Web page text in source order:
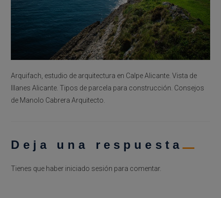
Arquifach, estudio de arquitectura en Calpe Alicante. Vista de
Illanes Alicante. Tipos de parcela para construcción. Consejos
de Manolo Cabrera Arquitecto.
Deja una respuesta
Tienes que haber iniciado sesión para comentar.